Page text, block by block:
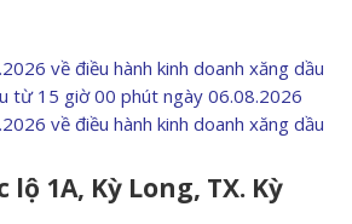
về điều hành kinh doanh xăng dầu
từ 15 giờ 00 phút ngày 06.08.2026
về điều hành kinh doanh xăng dầu
1A, Kỳ Long, TX. Kỳ